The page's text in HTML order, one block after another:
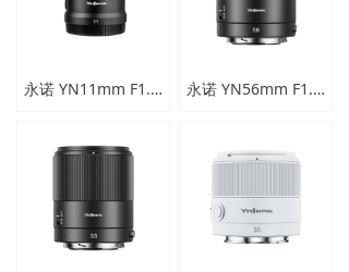
永诺 YN11mm F1.8Z DA DSM WL 永诺 YN56mm F1.4R DA DSM 自动对焦镜头